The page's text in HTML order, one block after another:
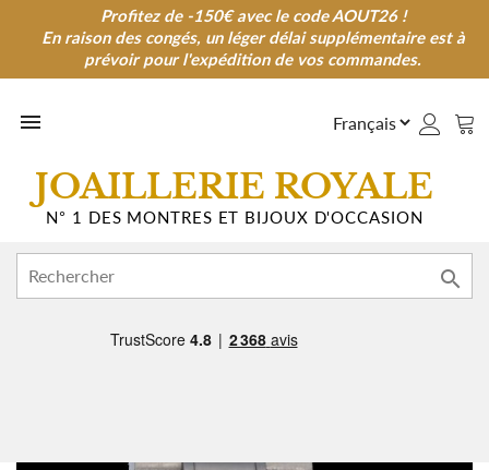
Profitez de -150€ avec le code AOUT26 !
En raison des congés, un léger délai supplémentaire est à
prévoir pour l'expédition de vos commandes.
Profitez de -150€ avec le code AOUT26 !
En raison des congés, un léger délai supplémentaire est à
prévoir pour l'expédition de vos commandes.

JOAILLERIE ROYALE
N° 1 DES MONTRES ET BIJOUX D'OCCASION
